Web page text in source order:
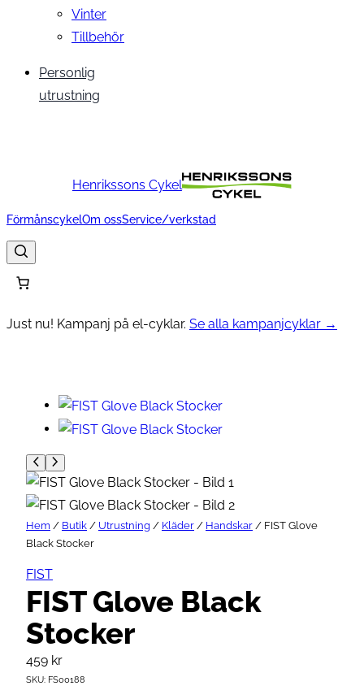
Vinter
Tillbehör
Personlig
utrustning
Henrikssons Cykel
FörmånscykelOm ossService/verkstad
Just nu! Kampanj på el-cyklar. Se alla kampanjcyklar →
Hem / Butik / Utrustning / Kläder / Handskar / FIST Glove
Black Stocker
FIST
FIST Glove Black
Stocker
459 kr
SKU: FS00188